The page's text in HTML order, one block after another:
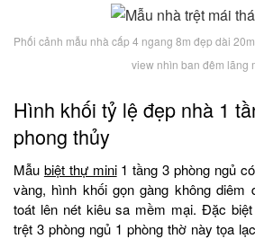
Phối cảnh mẫu nhà cấp 4 ngang 8m đẹp dài
view nhìn ban đêm lãng
Hình khối tỷ lệ đẹp nhà 1
phong thủy
Mẫu biệt thự mini1 tầng 3 phòng ngủ
vàng, hình khối gọn gàng không diêm
toát lên nét kiêu sa mềm mại. Đặc
trệt 3 phòng ngủ 1 phòng thờ này tọa